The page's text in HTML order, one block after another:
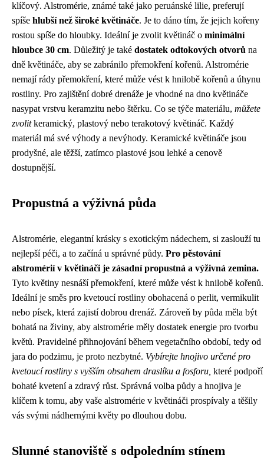
klíčový. Alstromérie, známé také jako peruánské lilie, preferují
spíše hlubší než široké květináče. Je to dáno tím, že jejich kořeny
rostou spíše do hloubky. Ideální je zvolit květináč o minimální
hloubce 30 cm. Důležitý je také dostatek odtokových otvorů na
dně květináče, aby se zabránilo přemokření kořenů. Alstromérie
nemají rády přemokření, které může vést k hnilobě kořenů a úhynu
rostliny. Pro zajištění dobré drenáže je vhodné na dno květináče
nasypat vrstvu keramzitu nebo štěrku. Co se týče materiálu, můžete
zvolitkeramický, plastový nebo terakotový květináč. Každý
materiál má své výhody a nevýhody. Keramické květináče jsou
prodyšné, ale těžší, zatímco plastové jsou lehké a cenově
dostupnější.
Propustná a výživná půda
Alstromérie, elegantní krásky s exotickým nádechem, si zaslouží tu
nejlepší péči, a to začíná u správné půdy. Pro pěstování
alstromérií v květináči je zásadní propustná a výživná zemina.
Tyto květiny nesnáší přemokření, které může vést k hnilobě kořenů.
Ideální je směs pro kvetoucí rostliny obohacená o perlit, vermikulit
nebo písek, která zajistí dobrou drenáž. Zároveň by půda měla být
bohatá na živiny, aby alstromérie měly dostatek energie pro tvorbu
květů. Pravidelné přihnojování během vegetačního období, tedy od
jara do podzimu, je proto nezbytné. Vybírejte hnojivo určené pro
kvetoucí rostliny s vyšším obsahem draslíku a fosforu, které podpoří
bohaté kvetení a zdravý růst. Správná volba půdy a hnojiva je
klíčem k tomu, aby vaše alstromérie v květináči prospívaly a těšily
vás svými nádhernými květy po dlouhou dobu.
Slunné stanoviště s odpoledním stínem